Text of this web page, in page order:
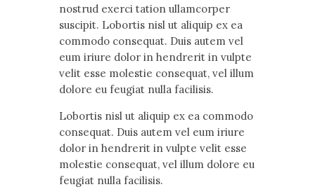
nostrud exerci tation ullamcorper
suscipit. Lobortis nisl ut aliquip ex ea
commodo consequat. Duis autem vel
eum iriure dolor in hendrerit in vulpte
velit esse molestie consequat, vel illum
dolore eu feugiat nulla facilisis.
Lobortis nisl ut aliquip ex ea commodo
consequat. Duis autem vel eum iriure
dolor in hendrerit in vulpte velit esse
molestie consequat, vel illum dolore eu
feugiat nulla facilisis.